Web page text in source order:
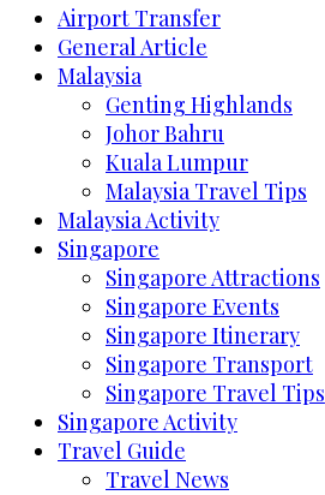
Airport Transfer
General Article
Malaysia
Genting Highlands
Johor Bahru
Kuala Lumpur
Malaysia Travel Tips
Malaysia Activity
Singapore
Singapore Attractions
Singapore Events
Singapore Itinerary
Singapore Transport
Singapore Travel Tips
Singapore Activity
Travel Guide
Travel News